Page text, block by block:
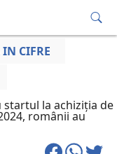
CIFRE
startul la achiziția de
românii au